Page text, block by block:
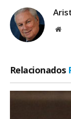
Site
Relacionados